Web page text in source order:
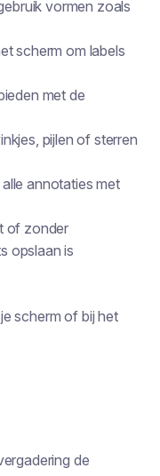
vormen zoals
scherm om labels
met de
pijlen of sterren
annotaties met
of zonder
opslaan is
scherm of bij het
de